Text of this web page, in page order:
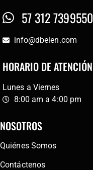
57 312 7399550
info@dbelen.com
HORARIO DE
Lunes a Viernes
8:00 am a 4:00 pm
NOSOTROS
Quiénes Somos
Contáctenos